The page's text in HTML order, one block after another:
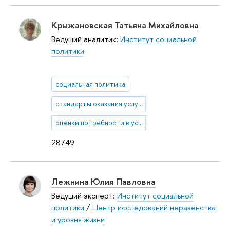
28749
Крыжановская Татьяна Михайловна
Ведущий аналитик: Институт социальной
политики
социальная политика
стандарты оказания услуг в социальной сфере
оценки потребности в услугах для пожилых и инвалидов
Лежнина Юлия Павловна
Ведущий эксперт: Институт социальной
политики /Центр исследований неравенства
и уровня жизни